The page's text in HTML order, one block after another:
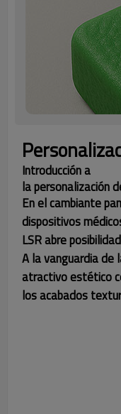
Introducción a
la personalización
En el cambiante
dispositivos
LSR abre
A la vanguardia de
atractivo estético
los acabados